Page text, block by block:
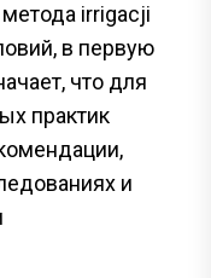
irrigacji
в первую
что для
практик
и